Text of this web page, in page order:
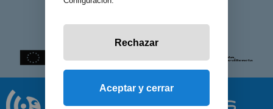
Rechazar
Aceptar y cerrar